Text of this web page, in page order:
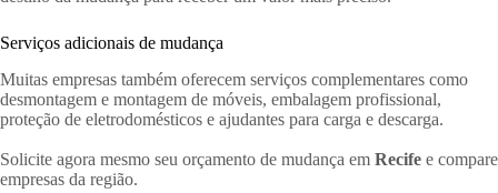
Serviços adicionais de mudança
Muitas empresas também oferecem serviços complementares como
desmontagem e montagem de móveis, embalagem profissional,
proteção de eletrodomésticos e ajudantes para carga e descarga.
Solicite agora mesmo seu orçamento de mudança em Recife e compare
empresas da região.